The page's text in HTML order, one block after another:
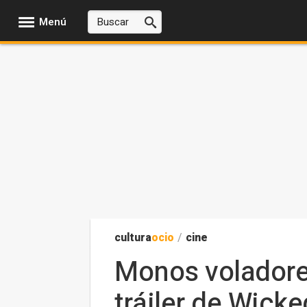
Menú
culturaocio / cine
Monos